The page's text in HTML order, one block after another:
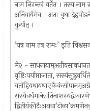
नाम निरन्तरं वर्तेत । तस्य
अनिवार्यमेव । अतः वृथा
कुर्यात् ।
’यत्र नाम तत्र रामः’ इति
मे२ -
वृष्टिःपर्याप्ताजाता,